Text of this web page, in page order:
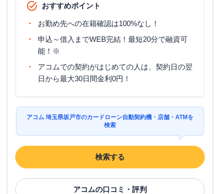
おすすめポイント
お勤め先への在籍確認は100%なし！
申込～借入までWEB完結！最短20分で融資可
能！※
アコムでの契約がはじめての人は、契約日の翌
日から最大30日間金利0円！
アコム 埼玉県坂戸市のカードローン自動契約機・店舗・ATMを
検索
検索する
アコムの口コミ・評判